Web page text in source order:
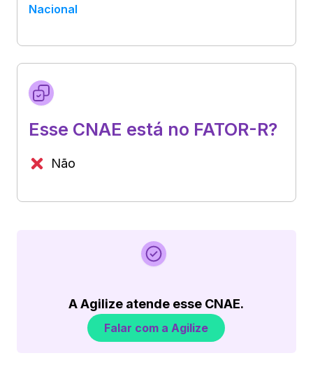
Nacional
Esse CNAE está no FATOR-R?
Não
A Agilize atende esse CNAE.
Falar com a Agilize